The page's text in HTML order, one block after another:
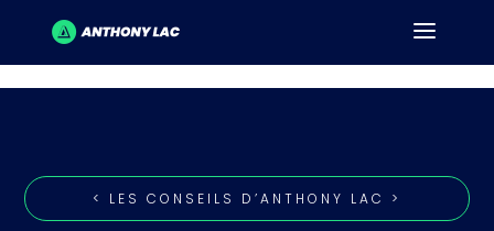
< LES CONSEILS D’ANTHONY LAC >